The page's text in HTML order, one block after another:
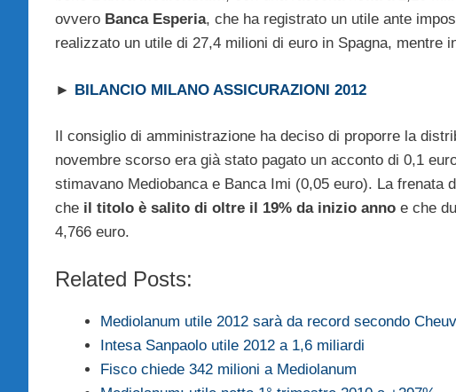
ovvero Banca Esperia, che ha registrato un utile ante
realizzato un utile di 27,4 milioni di euro in Spagna, mentre
► BILANCIO MILANO ASSICURAZIONI 2012
Il consiglio di amministrazione ha deciso di proporre la
novembre scorso era già stato pagato un acconto di 0,1
stimavano Mediobanca e Banca Imi (0,05 euro). La
che il titolo è salito di oltre il 19% da inizio anno e che
4,766 euro.
Related Posts:
Mediolanum utile 2012 sarà da record secondo
Intesa Sanpaolo utile 2012 a 1,6 miliardi
Fisco chiede 342 milioni a Mediolanum